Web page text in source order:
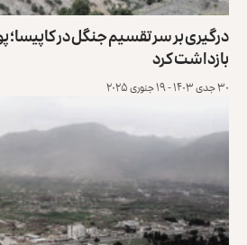
بازداشت کرد
۳۰ جدی ۱۴۰۳ - ۱۹ جنوری ۲۰۲۵